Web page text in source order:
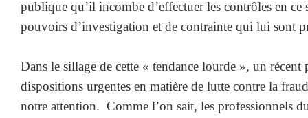
publique qu’il incombe d’effectuer les contrôles en ce
pouvoirs d’investigation et de contrainte qui lui sont
Dans le sillage de cette « tendance lourde », un
dispositions urgentes en matière de lutte contre la
notre attention. Comme l’on sait, les professionnels